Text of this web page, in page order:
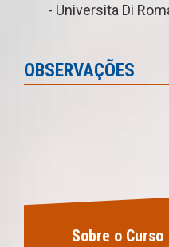
- Universita Di
OBSERVAÇÕES
Sobre o Curso